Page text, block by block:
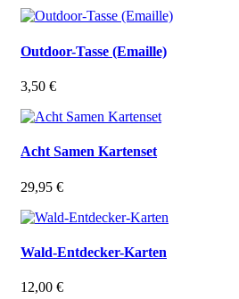
war:
ist:
Outdoor-Tasse (Emaille)
3,50 €
Acht Samen Kartenset
29,95 €
Wald-Entdecker-Karten
12,00 €